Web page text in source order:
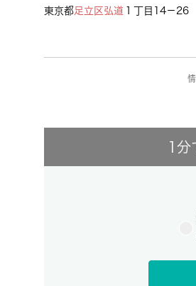
東京都足立区 弘道 １丁目14－26
1分